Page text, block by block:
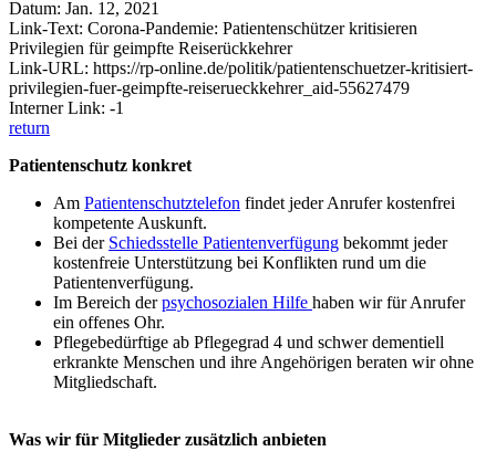
Datum: Jan. 12, 2021
Link-Text: Corona-Pandemie: Patientenschützer kritisieren
Privilegien für geimpfte Reiserückkehrer
Link-URL: https://rp-online.de/politik/patientenschuetzer-kritisiert-
privilegien-fuer-geimpfte-reiserueckkehrer_aid-55627479
Interner Link: -1
return
Patientenschutz konkret
Am Patientenschutztelefon findet jeder Anrufer kostenfrei
kompetente Auskunft.
Bei der Schiedsstelle Patientenverfügung bekommt jeder
kostenfreie Unterstützung bei Konflikten rund um die
Patientenverfügung.
Im Bereich derpsychosozialen Hilfe haben wir für Anrufer
ein offenes Ohr.
Pflegebedürftige ab Pflegegrad 4 und schwer dementiell
erkrankte Menschen und ihre Angehörigen beraten wir ohne
Mitgliedschaft.
Was wir für Mitglieder zusätzlich anbieten